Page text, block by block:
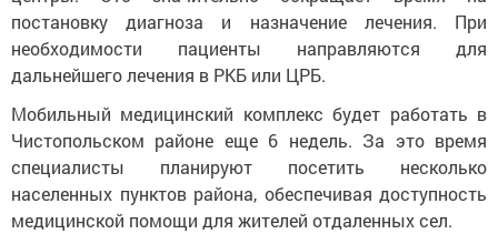
постановку диагноза и назначение лечения. При
необходимости пациенты направляются для
дальнейшего лечения в РКБ или ЦРБ.
Мобильный медицинский комплекс будет работать в
Чистопольском районе еще 6 недель. За это время
специалисты планируют посетить несколько
населенных пунктов района, обеспечивая доступность
медицинской помощи для жителей отдаленных сел.